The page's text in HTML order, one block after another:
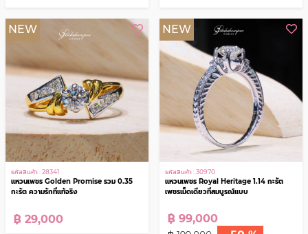
รหัสสินค้า : 25398
แหวนเพชร Imperium รวม 1.96 กะรัต พลัง
แห่งความสำเร็จ
฿ 89,000
รหัสสินค้า : 30971
แหวนเพชร Royal Cascade รวม 1.22 กะรัต
฿ 39,000
NEW NEW